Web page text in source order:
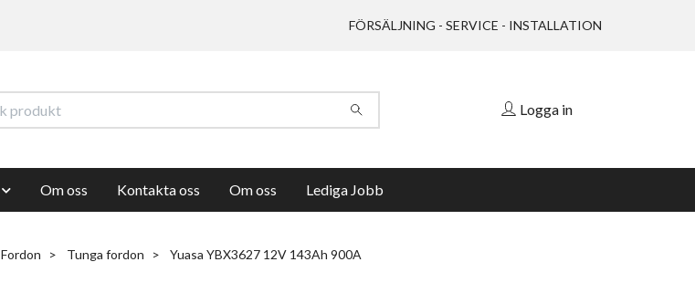
FÖRSÄLJNING - SERVICE - INSTALLATION
Logga in
Om oss Kontakta oss Om oss Lediga Jobb
Fordon Tunga fordon Yuasa YBX3627 12V 143Ah 900A